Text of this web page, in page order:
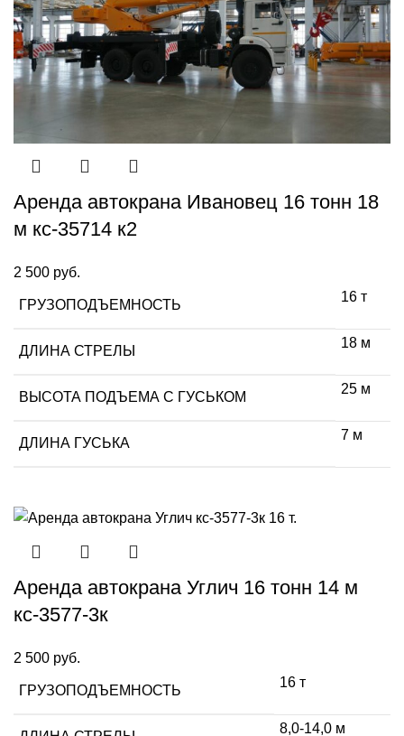
Аренда автокрана Ивановец 16 тонн 18
м кс-35714 к2
2 500 руб.
ГРУЗОПОДЪЕМНОСТЬ
16 т
ДЛИНА СТРЕЛЫ
18 м
ВЫСОТА ПОДЪЕМА С ГУСЬКОМ
25 м
ДЛИНА ГУСЬКА
7 м
Аренда автокрана Углич 16 тонн 14 м
кс-3577-3к
2 500 руб.
ГРУЗОПОДЪЕМНОСТЬ
16 т
8,0-14,0 м